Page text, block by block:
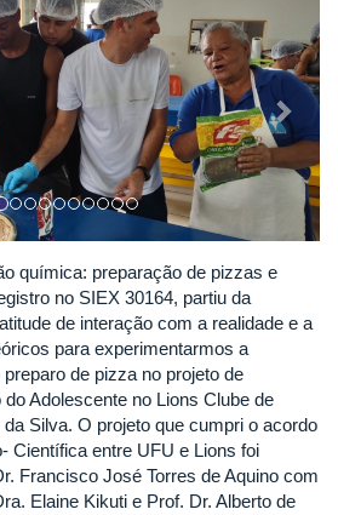
química: preparação de pizzas e
no SIEX 30164, partiu da
de interação com a realidade e a
para experimentarmos a
de pizza no projeto de
Adolescente no Lions Clube de
Silva. O projeto que cumpri o acordo
Científica entre UFU e Lions foi
Francisco José Torres de Aquino com
Elaine Kikuti e Prof. Dr. Alberto de